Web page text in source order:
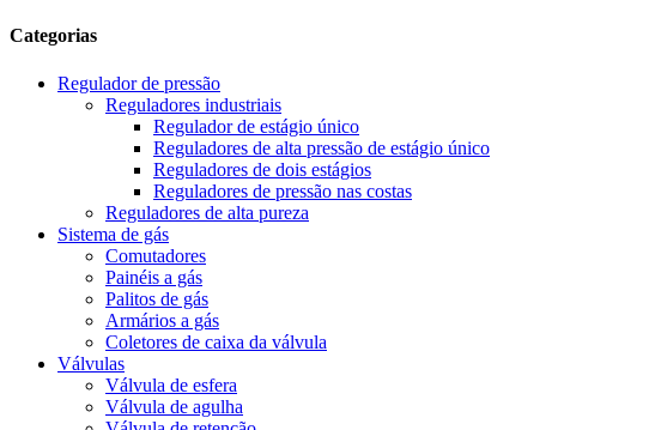
Categorias
Regulador de pressão
Reguladores industriais
Regulador de estágio único
Reguladores de alta pressão de estágio único
Reguladores de dois estágios
Reguladores de pressão nas costas
Reguladores de alta pureza
Sistema de gás
Comutadores
Painéis a gás
Palitos de gás
Armários a gás
Coletores de caixa da válvula
Válvulas
Válvula de esfera
Válvula de agulha